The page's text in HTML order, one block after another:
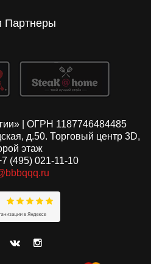
Партнеры
| ОГРН 1187746484485
д.50. Торговый центр 3D,
этаж
(495) 021-11-10